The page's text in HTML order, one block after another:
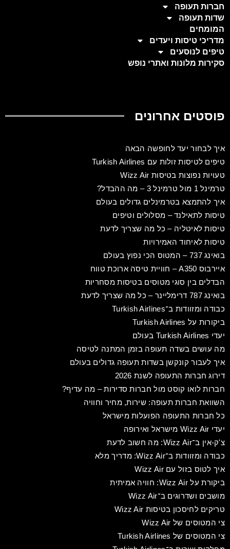
חברות תעופה
שדות תעופה
המומחים
מדריכי טיסות ויעדים
טיפים לנוסעים
סקירות מלונות ואתרי נופש
פוסטים אחרונים
איך לבחור יעד לחופשה הבאה
טיפים לטיסות זולות עם Turkish Airlines
טעויות נפוצות בטיסות Wizz Air
טרמינל 1 מול טרמינל 3 – מה ההבדל?
איך להתמצא בטרמינלים גדולים בעולם
טיסות לתאילנד – מסלולים וטיפים
טיסות לאיטליה – כל מה שצריך לדעת
טיסות לאיחוד האמירויות
בואינג 737 – המטוס הכי נפוץ בעולם
איירבוס A350 – חוויית טיסה ארוכת טווח
הבדלים בין סוגי מטוסים בטיסות מסחריות
בואינג 787 דרימליינר – כל מה שצריך לדעת
כבודה ומזוודות ב־Turkish Airlines
ביקורות על Turkish Airlines
יעדי Turkish Airlines בעולם
מה עושים בשדה תעופה בזמן המתנה לטיסה
איך לעבור קונקשן בשדות תעופה גדולים בעולם
דירוג חברות התעופה לשנת 2026
חברות לואו קוסט מול חברות סדירות – מה עדיף?
השוואת חברות תעופה: שירות, מחיר וחוויה
כל חברות התעופה הפועלות מישראל
יעדי Wizz Air מישראל ואירופה
צ'ק-אין ב־Wizz Air: מה חשוב לדעת
כבודה ומזוודות ב־Wizz Air: מדריך מלא
איך לטוס בזול עם Wizz Air
ביקורת על Wizz Air: חוויה אמיתית
מושבים ושדרוגים ב־Wizz Air
טריקים לחיסכון בטיסות Wizz Air
צי המטוסים של Wizz Air
צי המטוסים של Turkish Airlines